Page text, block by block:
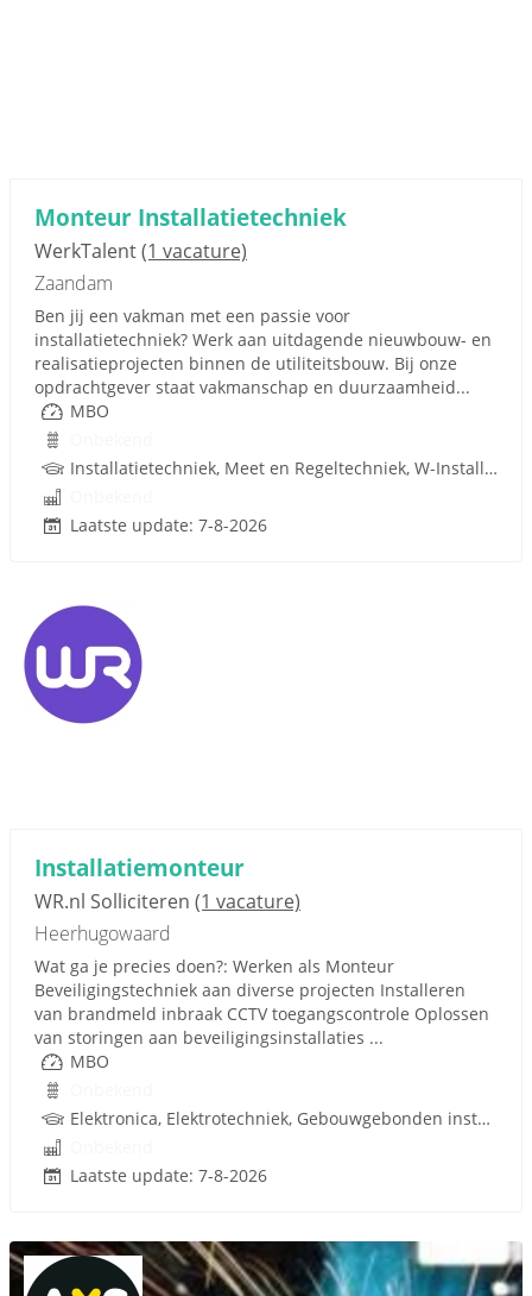
Monteur Installatietechniek
WerkTalent(1 vacature)
Zaandam
Ben jij een vakman met een passie voor
installatietechniek? Werk aan uitdagende nieuwbouw- en
realisatieprojecten binnen de utiliteitsbouw. Bij onze
opdrachtgever staat vakmanschap en duurzaamheid...
MBO
Installatietechniek, Meet en Regeltechniek, W-Installaties, Rijbewijs
Laatste update: 7-8-2026
Installatiemonteur
WR.nl Solliciteren (1 vacature)
Heerhugowaard
Wat ga je precies doen?: Werken als Monteur
Beveiligingstechniek aan diverse projecten Installeren
van brandmeld inbraak CCTV toegangscontrole Oplossen
van storingen aan beveiligingsinstallaties ...
MBO
Elektronica, Elektrotechniek, Gebouwgebonden installaties, Rijbewijs
Laatste update: 7-8-2026